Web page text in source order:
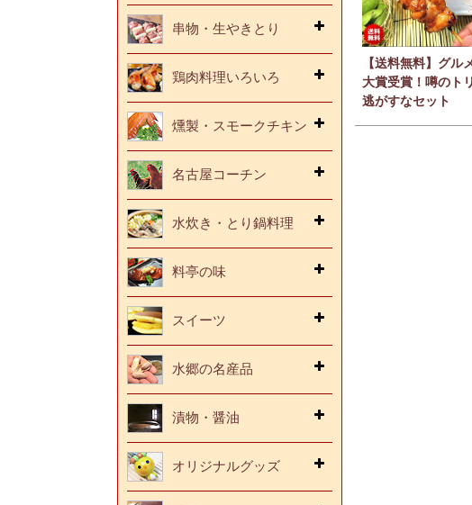
串物・生やきとり
鶏肉料理いろいろ
燻製・スモークチキン
名古屋コーチン
水炊き・とり鍋料理
料亭の味
スイーツ
水郷の名産品
漬物・醤油
オリジナルグッズ
【送料無料】グル
大賞受賞！噂のトリ
逃がすなセット